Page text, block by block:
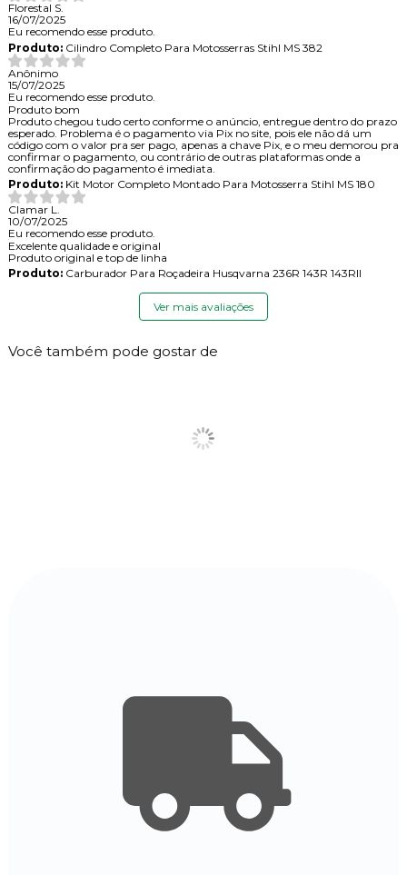
Florestal S.
16/07/2025
Eu recomendo esse produto.
Produto:Cilindro Completo Para Motosserras Stihl MS 382
Anônimo
15/07/2025
Eu recomendo esse produto.
Produto bom
Produto chegou tudo certo conforme o anúncio, entregue dentro do prazo
esperado. Problema é o pagamento via Pix no site, pois ele não dá um
código com o valor pra ser pago, apenas a chave Pix, e o meu demorou pra
confirmar o pagamento, ou contrário de outras plataformas onde a
confirmação do pagamento é imediata.
Produto:Kit Motor Completo Montado Para Motosserra Stihl MS 180
Clamar L.
10/07/2025
Eu recomendo esse produto.
Excelente qualidade e original
Produto original e top de linha
Produto:Carburador Para Roçadeira Husqvarna 236R 143R 143RII
Ver mais avaliações
Você também pode gostar de